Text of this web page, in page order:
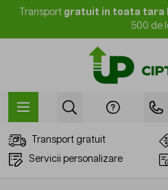
Mergi la Conținut
Transport gratuit in toata tara
500 de
Transport gratuit
Servicii personalizare